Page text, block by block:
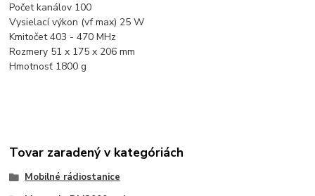
Počet kanálov 100
Vysielací výkon (vf max) 25 W
Kmitočet 403 - 470 MHz
Rozmery 51 x 175 x 206 mm
Hmotnosť 1800 g
Tovar zaradený v kategóriách
Mobilné rádiostanice